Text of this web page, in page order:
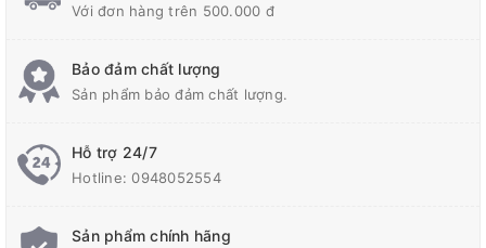
thiết kế gá ngang thùng
Với đơn hàng trên 500.000 đ
Bảo đảm chất lượng
Sản phẩm bảo đảm chất lượng.
Hỗ trợ 24/7
Hotline:0948052554
Sản phẩm chính hãng